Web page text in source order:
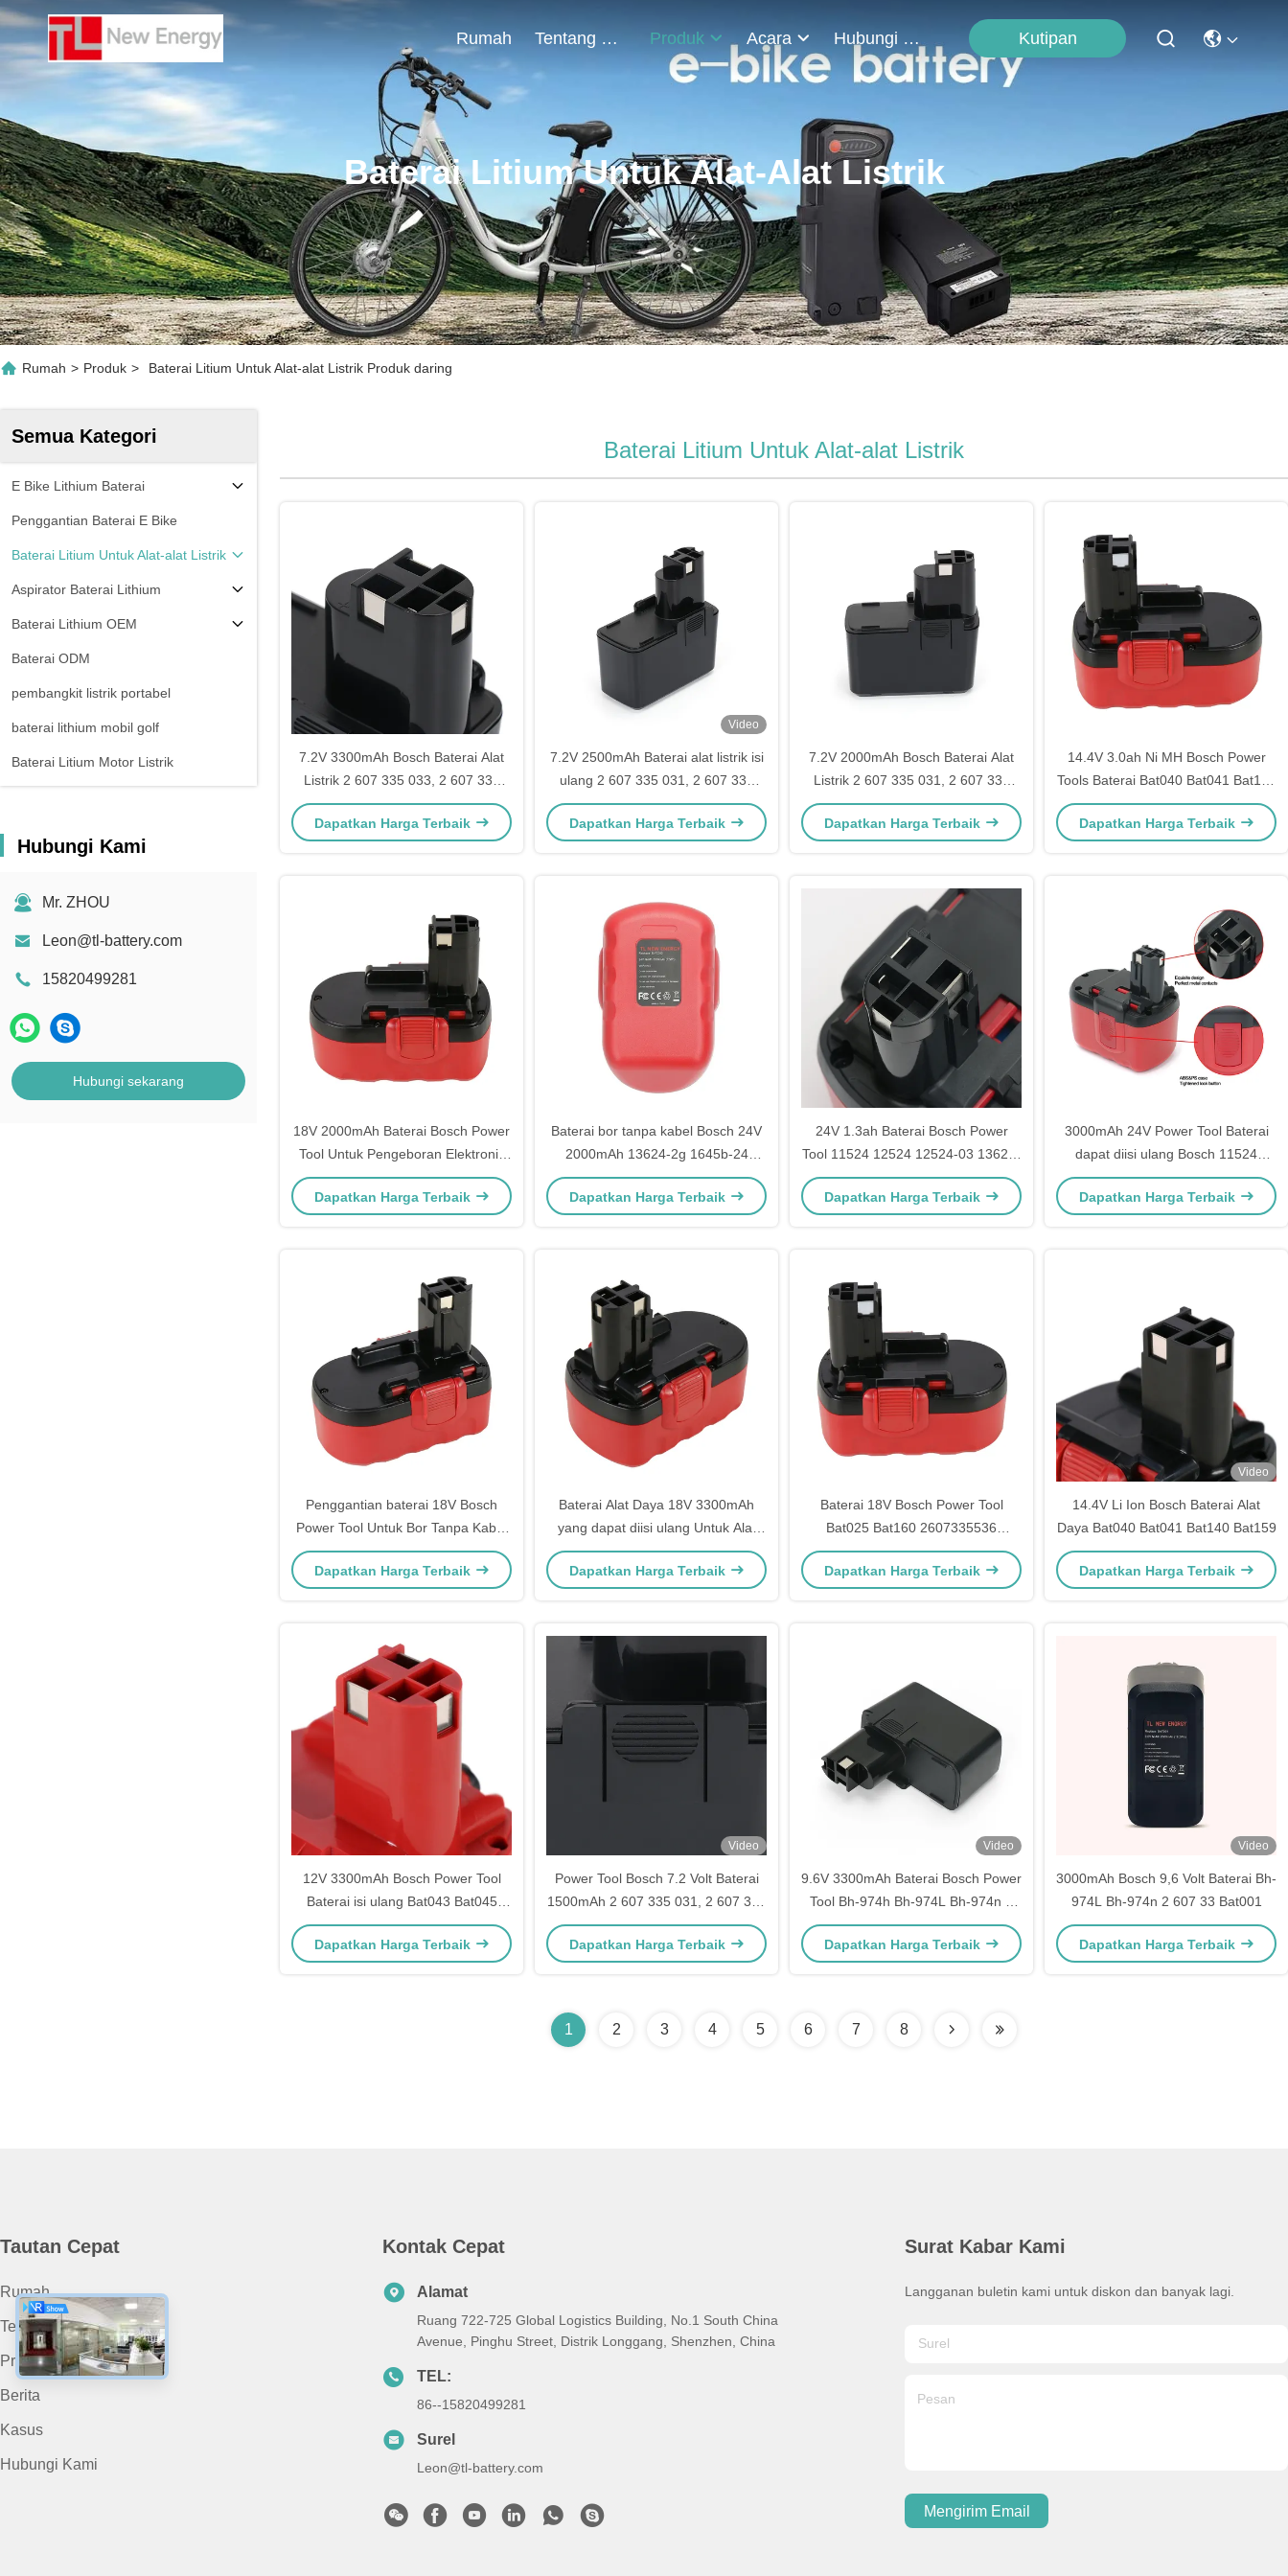
Rumah Tentang Kami Produk Acara Hubungi Kami Kutipan
Baterai Litium Untuk Alat-Alat Listrik
Rumah > Produk > Baterai Litium Untuk Alat-alat Listrik Produk daring
Semua Kategori
E Bike Lithium Baterai
Penggantian Baterai E Bike
Baterai Litium Untuk Alat-alat Listrik
Aspirator Baterai Lithium
Baterai Lithium OEM
Baterai ODM
pembangkit listrik portabel
baterai lithium mobil golf
Baterai Litium Motor Listrik
Hubungi Kami
Mr. ZHOU
Leon@tl-battery.com
15820499281
Hubungi sekarang
Baterai Litium Untuk Alat-alat Listrik
7.2V 3300mAh Bosch Baterai Alat
Listrik 2 607 335 033, 2 607 335
073
Dapatkan Harga Terbaik
Video
7.2V 2500mAh Baterai alat listrik isi
ulang 2 607 335 031, 2 607 335
032
Dapatkan Harga Terbaik
7.2V 2000mAh Bosch Baterai Alat
Listrik 2 607 335 031, 2 607 335
032
Dapatkan Harga Terbaik
14.4V 3.0ah Ni MH Bosch Power
Tools Baterai Bat040 Bat041 Bat140
Bat159
Dapatkan Harga Terbaik
18V 2000mAh Baterai Bosch Power
Tool Untuk Pengeboran Elektronik
Tanpa Kabel
Dapatkan Harga Terbaik
Baterai bor tanpa kabel Bosch 24V
2000mAh 13624-2g 1645b-24
1645K-24
Dapatkan Harga Terbaik
24V 1.3ah Baterai Bosch Power
Tool 11524 12524 12524-03 13624-
2g
Dapatkan Harga Terbaik
3000mAh 24V Power Tool Baterai
dapat diisi ulang Bosch 11524
12524 12524-03
Dapatkan Harga Terbaik
Penggantian baterai 18V Bosch
Power Tool Untuk Bor Tanpa Kabel
Bosch
Dapatkan Harga Terbaik
Baterai Alat Daya 18V 3300mAh
yang dapat diisi ulang Untuk Alat
Daya Elektronik Bosch
Dapatkan Harga Terbaik
Baterai 18V Bosch Power Tool
Bat025 Bat160 2607335536
2607335278
Dapatkan Harga Terbaik
Video
14.4V Li Ion Bosch Baterai Alat
Daya Bat040 Bat041 Bat140 Bat159
Dapatkan Harga Terbaik
12V 3300mAh Bosch Power Tool
Baterai isi ulang Bat043 Bat045
Bat046
Dapatkan Harga Terbaik
Video
Power Tool Bosch 7.2 Volt Baterai
1500mAh 2 607 335 031, 2 607 335
032
Dapatkan Harga Terbaik
Video
9.6V 3300mAh Baterai Bosch Power
Tool Bh-974h Bh-974L Bh-974n 2
607 33
Dapatkan Harga Terbaik
Video
3000mAh Bosch 9,6 Volt Baterai Bh-
974L Bh-974n 2 607 33 Bat001
Dapatkan Harga Terbaik
1 2 3 4 5 6 7 8
Tautan Cepat
Rumah
Tentang Kami
Produk
Berita
Kasus
Hubungi Kami
Kontak Cepat
Alamat
Ruang 722-725 Global Logistics Building, No.1 South China
Avenue, Pinghu Street, Distrik Longgang, Shenzhen, China
TEL:
86--15820499281
Surel
Leon@tl-battery.com
Surat Kabar Kami
Langganan buletin kami untuk diskon dan banyak lagi.
Mengirim Email